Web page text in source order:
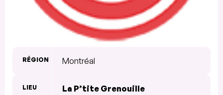
RÉGION Montréal
LIEU
La P’tite Grenouille